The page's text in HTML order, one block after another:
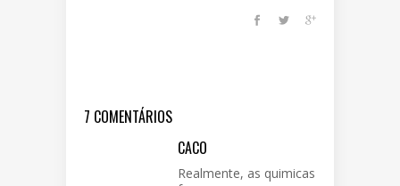
7 COMENTÁRIOS
CACO
Realmente, as quimicas